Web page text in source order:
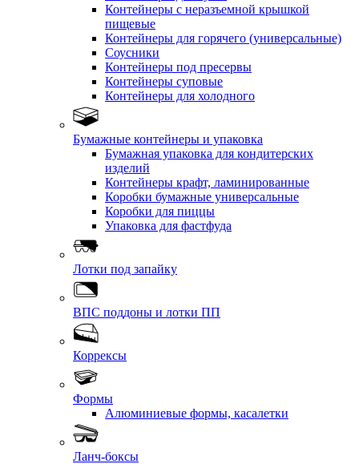
Контейнеры с неразъемной крышкой
пищевые
Контейнеры для горячего (универсальные)
Соусники
Контейнеры под пресервы
Контейнеры суповые
Контейнеры для холодного
Бумажные контейнеры и упаковка
Бумажная упаковка для кондитерских
изделий
Контейнеры крафт, ламинированные
Коробки бумажные универсальные
Коробки для пиццы
Упаковка для фастфуда
Лотки под запайку
ВПС поддоны и лотки ПП
Коррексы
Формы
Алюминиевые формы, касалетки
Ланч-боксы